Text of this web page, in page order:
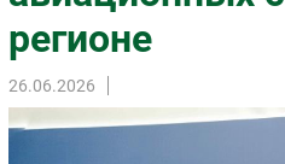
Рынок ПК
Торговые сети
Оборудование
регионе
26.06.2026